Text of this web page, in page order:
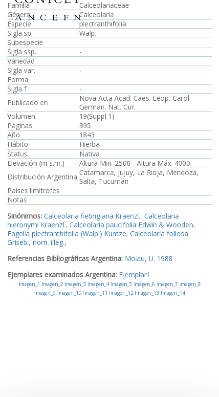
Familia
Calceolariaceae
Género
Calceolaria
Especie
plectranthifolia
Sigla sp.
Walp.
Subespecie
Sigla ssp.
-
Variedad
Sigla var.
-
Forma
Sigla f.
-
Publicado en
Nova Acta Acad. Caes. Leop.-Carol.
German. Nat. Cur.
Volumen
19(Suppl 1)
Páginas
395
Año
1843
Hábito
Hierba
Status
Nativa
Elevación (m s.m.)
Altura Min. 2500 - Altura Máx. 4000
Distribución Argentina Catamarca, Jujuy, La Rioja, Mendoza,
Salta, Tucumán
Paises limítrofes
Notas
Sinónimos: Calceolaria fiebrigiana Kraenzl., Calceolaria
hieronymi Kraenzl., Calceolaria paucifolia Edwin & Wooden,
Fagelia plectranthifolia (Walp.) Kuntze, Calceolaria foliosa
Griseb., nom. illeg.,
Referencias Bibliográficas Argentina: Molau, U. 1988
Ejemplares examinados Argentina: Ejemplar1
Imagen_1 Imagen_2Imagen_3 Imagen_4Imagen_5 Imagen_6 Imagen_7 Imagen_8
Imagen_9 Imagen_10 Imagen_11 Imagen_12Imagen_13 Imagen_14